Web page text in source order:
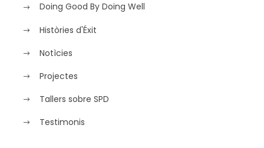
Doing Good By Doing Well
Històries d'Éxit
Notìcies
Projectes
Tallers sobre SPD
Testimonis